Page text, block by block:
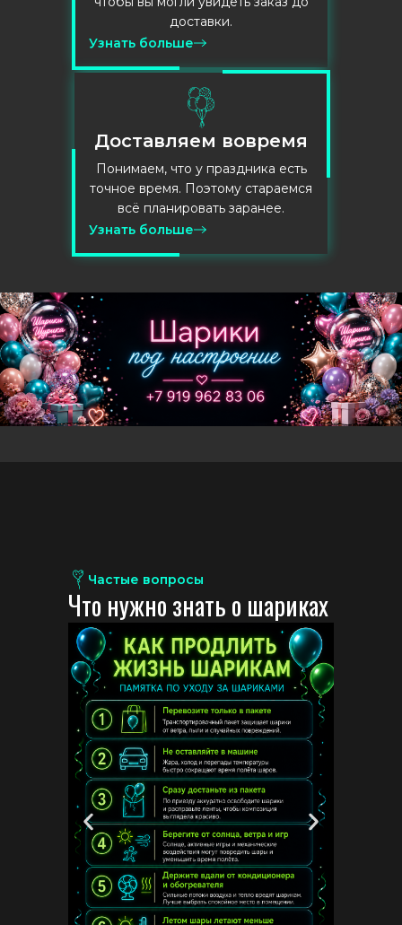
доставки.
Узнать больше
Доставляем вовремя
Понимаем, что у праздника есть
точное время. Поэтому стараемся
всё планировать заранее.
Узнать больше
Частые вопросы
Что нужнознатьо шариках